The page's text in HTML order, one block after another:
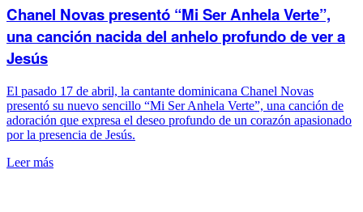
Chanel Novas presentó “Mi Ser Anhela Verte”,
una canción nacida del anhelo profundo de ver a
Jesús
El pasado 17 de abril, la cantante dominicana Chanel Novas
presentó su nuevo sencillo “Mi Ser Anhela Verte”, una canción de
adoración que expresa el deseo profundo de un corazón apasionado
por la presencia de Jesús.
Leer más